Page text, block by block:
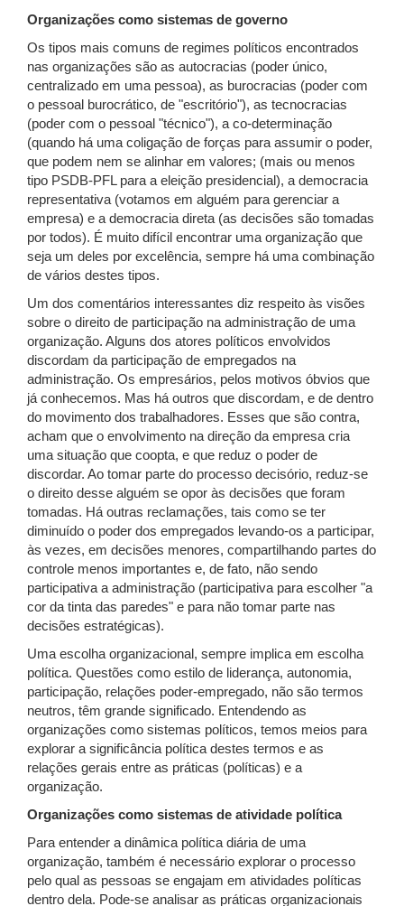
Organizações como sistemas de governo
Os tipos mais comuns de regimes políticos encontrados
nas organizações são as autocracias (poder único,
centralizado em uma pessoa), as burocracias (poder com
o pessoal burocrático, de "escritório"), as tecnocracias
(poder com o pessoal "técnico"), a co-determinação
(quando há uma coligação de forças para assumir o poder,
que podem nem se alinhar em valores; (mais ou menos
tipo PSDB-PFL para a eleição presidencial), a democracia
representativa (votamos em alguém para gerenciar a
empresa) e a democracia direta (as decisões são tomadas
por todos). É muito difícil encontrar uma organização que
seja um deles por excelência, sempre há uma combinação
de vários destes tipos.
Um dos comentários interessantes diz respeito às visões
sobre o direito de participação na administração de uma
organização. Alguns dos atores políticos envolvidos
discordam da participação de empregados na
administração. Os empresários, pelos motivos óbvios que
já conhecemos. Mas há outros que discordam, e de dentro
do movimento dos trabalhadores. Esses que são contra,
acham que o envolvimento na direção da empresa cria
uma situação que coopta, e que reduz o poder de
discordar. Ao tomar parte do processo decisório, reduz-se
o direito desse alguém se opor às decisões que foram
tomadas. Há outras reclamações, tais como se ter
diminuído o poder dos empregados levando-os a participar,
às vezes, em decisões menores, compartilhando partes do
controle menos importantes e, de fato, não sendo
participativa a administração (participativa para escolher "a
cor da tinta das paredes" e para não tomar parte nas
decisões estratégicas).
Uma escolha organizacional, sempre implica em escolha
política. Questões como estilo de liderança, autonomia,
participação, relações poder-empregado, não são termos
neutros, têm grande significado. Entendendo as
organizações como sistemas políticos, temos meios para
explorar a significância política destes termos e as
relações gerais entre as práticas (políticas) e a
organização.
Organizações como sistemas de atividade política
Para entender a dinâmica política diária de uma
organização, também é necessário explorar o processo
pelo qual as pessoas se engajam em atividades políticas
dentro dela. Pode-se analisar as práticas organizacionais